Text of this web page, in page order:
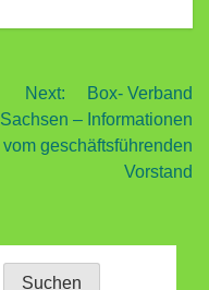
Next:
Box- Verband
Sachsen – Informationen
vom geschäftsführenden
Vorstand